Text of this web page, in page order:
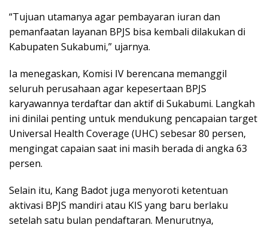
“Tujuan utamanya agar pembayaran iuran dan
pemanfaatan layanan BPJS bisa kembali dilakukan di
Kabupaten Sukabumi,” ujarnya.
Ia menegaskan, Komisi IV berencana memanggil
seluruh perusahaan agar kepesertaan BPJS
karyawannya terdaftar dan aktif di Sukabumi. Langkah
ini dinilai penting untuk mendukung pencapaian target
Universal Health Coverage (UHC) sebesar 80 persen,
mengingat capaian saat ini masih berada di angka 63
persen.
Selain itu, Kang Badot juga menyoroti ketentuan
aktivasi BPJS mandiri atau KIS yang baru berlaku
setelah satu bulan pendaftaran. Menurutnya,